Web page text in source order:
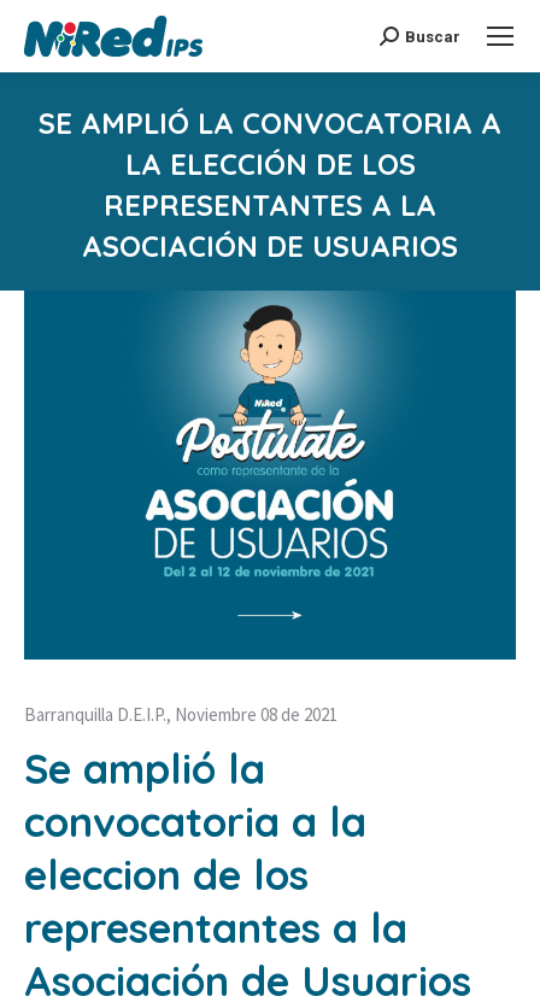
Buscar:Buscar
SE AMPLIÓ LA CONVOCATORIA A
LA ELECCIÓN DE LOS
REPRESENTANTES A LA
ASOCIACIÓN DE USUARIOS
Barranquilla D.E.I.P., Noviembre 08 de 2021
Se amplió la
convocatoria a la
eleccion de los
representantes a la
Asociación de Usuarios